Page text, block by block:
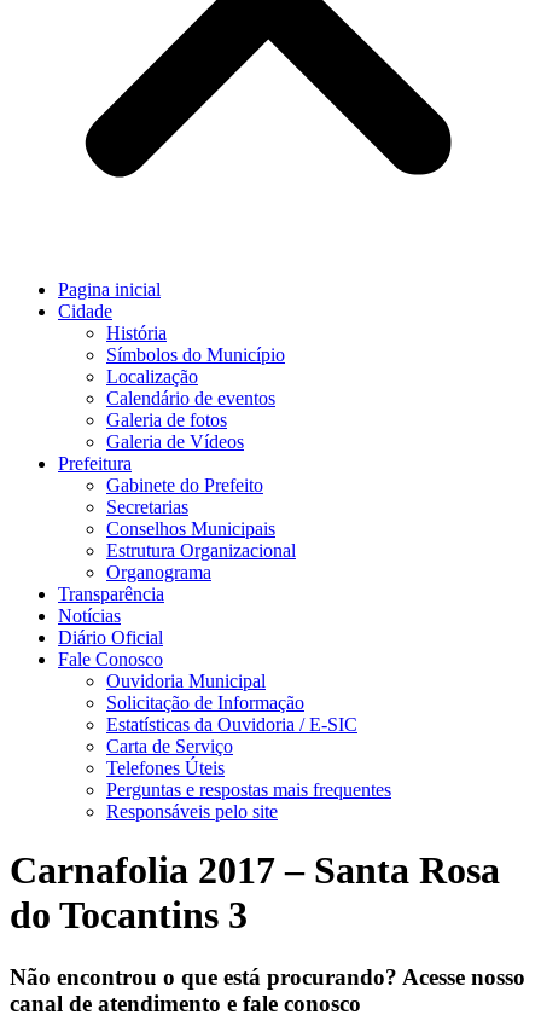
Pagina inicial
Cidade
História
Símbolos do Município
Localização
Calendário de eventos
Galeria de fotos
Galeria de Vídeos
Prefeitura
Gabinete do Prefeito
Secretarias
Conselhos Municipais
Estrutura Organizacional
Organograma
Transparência
Notícias
Diário Oficial
Fale Conosco
Ouvidoria Municipal
Solicitação de Informação
Estatísticas da Ouvidoria / E-SIC
Carta de Serviço
Telefones Úteis
Perguntas e respostas mais frequentes
Responsáveis pelo site
Carnafolia 2017 – Santa Rosa
do Tocantins 3
Não encontrou o que está procurando? Acesse nosso
canal de atendimento e fale conosco